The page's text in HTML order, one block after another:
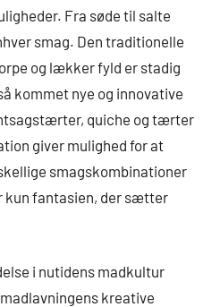
Fra søde til salte
smag. Den traditionelle
og lækker fyld er stadig
kommet nye og innovative
quiche og tærter
giver mulighed for at
smagskombinationer
kun fantasien, der sætter
i nutidens madkultur
kreative